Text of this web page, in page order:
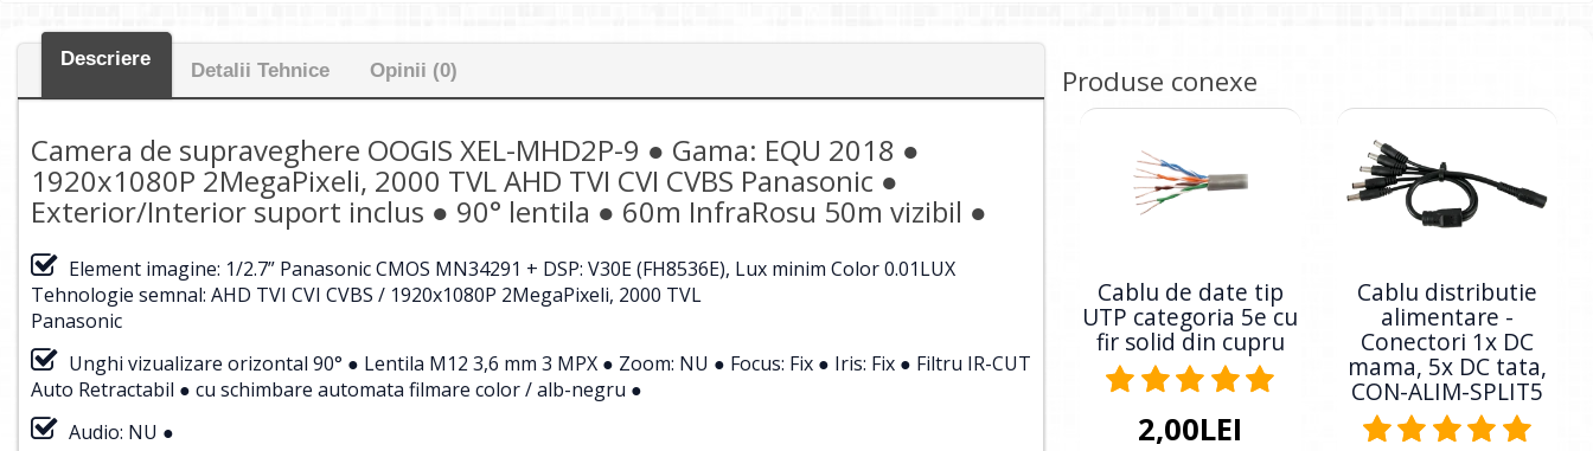
Descriere
Detalii Tehnice Opinii (0)
Camera de supraveghere OOGIS XEL-MHD2P-9 ● Gama: EQU 2018 ●
1920x1080P 2MegaPixeli, 2000 TVL AHD TVI CVI CVBS Panasonic ●
Exterior/Interior suport inclus ● 90° lentila ● 60m InfraRosu 50m vizibil ●
Element imagine: 1/2.7” Panasonic CMOS MN34291 + DSP: V30E (FH8536E), Lux minim Color 0.01LUX
Tehnologie semnal: AHD TVI CVI CVBS / 1920x1080P 2MegaPixeli, 2000 TVL
Panasonic
Unghi vizualizare orizontal 90° ● Lentila M12 3,6 mm 3 MPX ● Zoom: NU ● Focus: Fix ● Iris: Fix ● Filtru IR-CUT
Auto Retractabil ● cu schimbare automata filmare color / alb-negru ●
Audio: NU ●
Produse conexe
Cablu de date tip
UTP categoria 5e cu
fir solid din cupru
2,00LEI
Cablu distributie
alimentare -
Conectori 1x DC
mama, 5x DC tata,
CON-ALIM-SPLIT5